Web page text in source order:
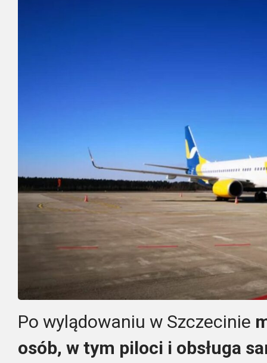
Po wylądowaniu w Szczecinie
osób, w tym piloci i obsługa